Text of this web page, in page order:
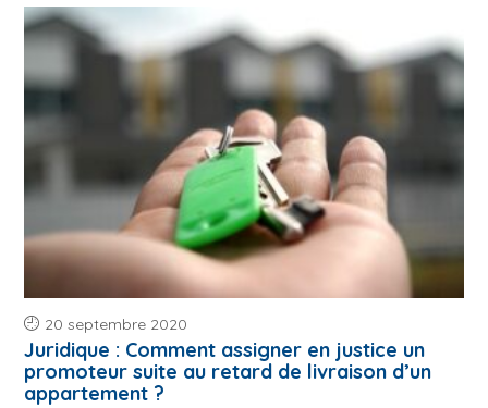
20 septembre 2020
Juridique : Comment assigner en justice un
promoteur suite au retard de livraison d’un
appartement ?